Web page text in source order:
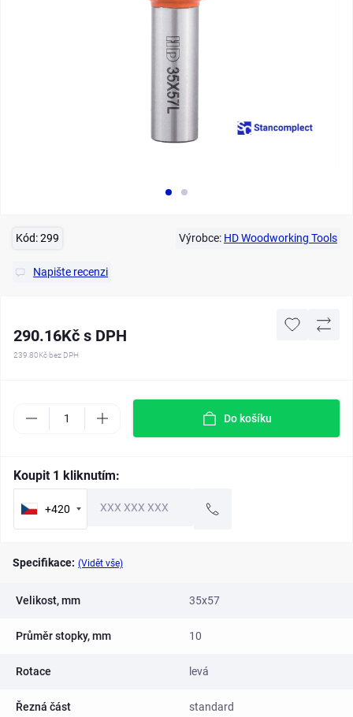
Kód:299 Výrobce: HD Woodworking Tools
Napište recenzi
290.16Kč s DPH
239.80Kč bez DPH
Do košíku
Koupit 1 kliknutím:
+420
Specifikace: (Vidět vše)
Velikost, mm 35x57
Průměr stopky, mm 10
Rotace levá
Řezná část standard